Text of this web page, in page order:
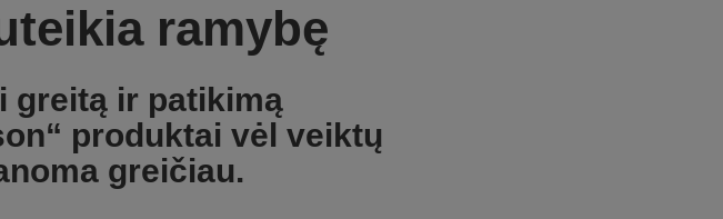
ramybę
greitą ir patikimą
produktai vėl veiktų
greičiau.